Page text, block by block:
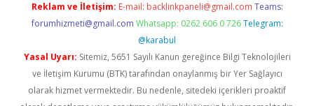
Reklam ve İletişim: E-mail: backlinkpaneli@gmail.com Teams:
forumhizmeti@gmail.com Whatsapp: 0262 606 0 726 Telegram:
@karabul
Yasal Uyarı: Sitemiz, 5651 Sayılı Kanun gereğince Bilgi Teknolojileri
ve İletişim Kurumu (BTK) tarafından onaylanmış bir Yer Sağlayıcı
olarak hizmet vermektedir. Bu nedenle, sitedeki içerikleri proaktif